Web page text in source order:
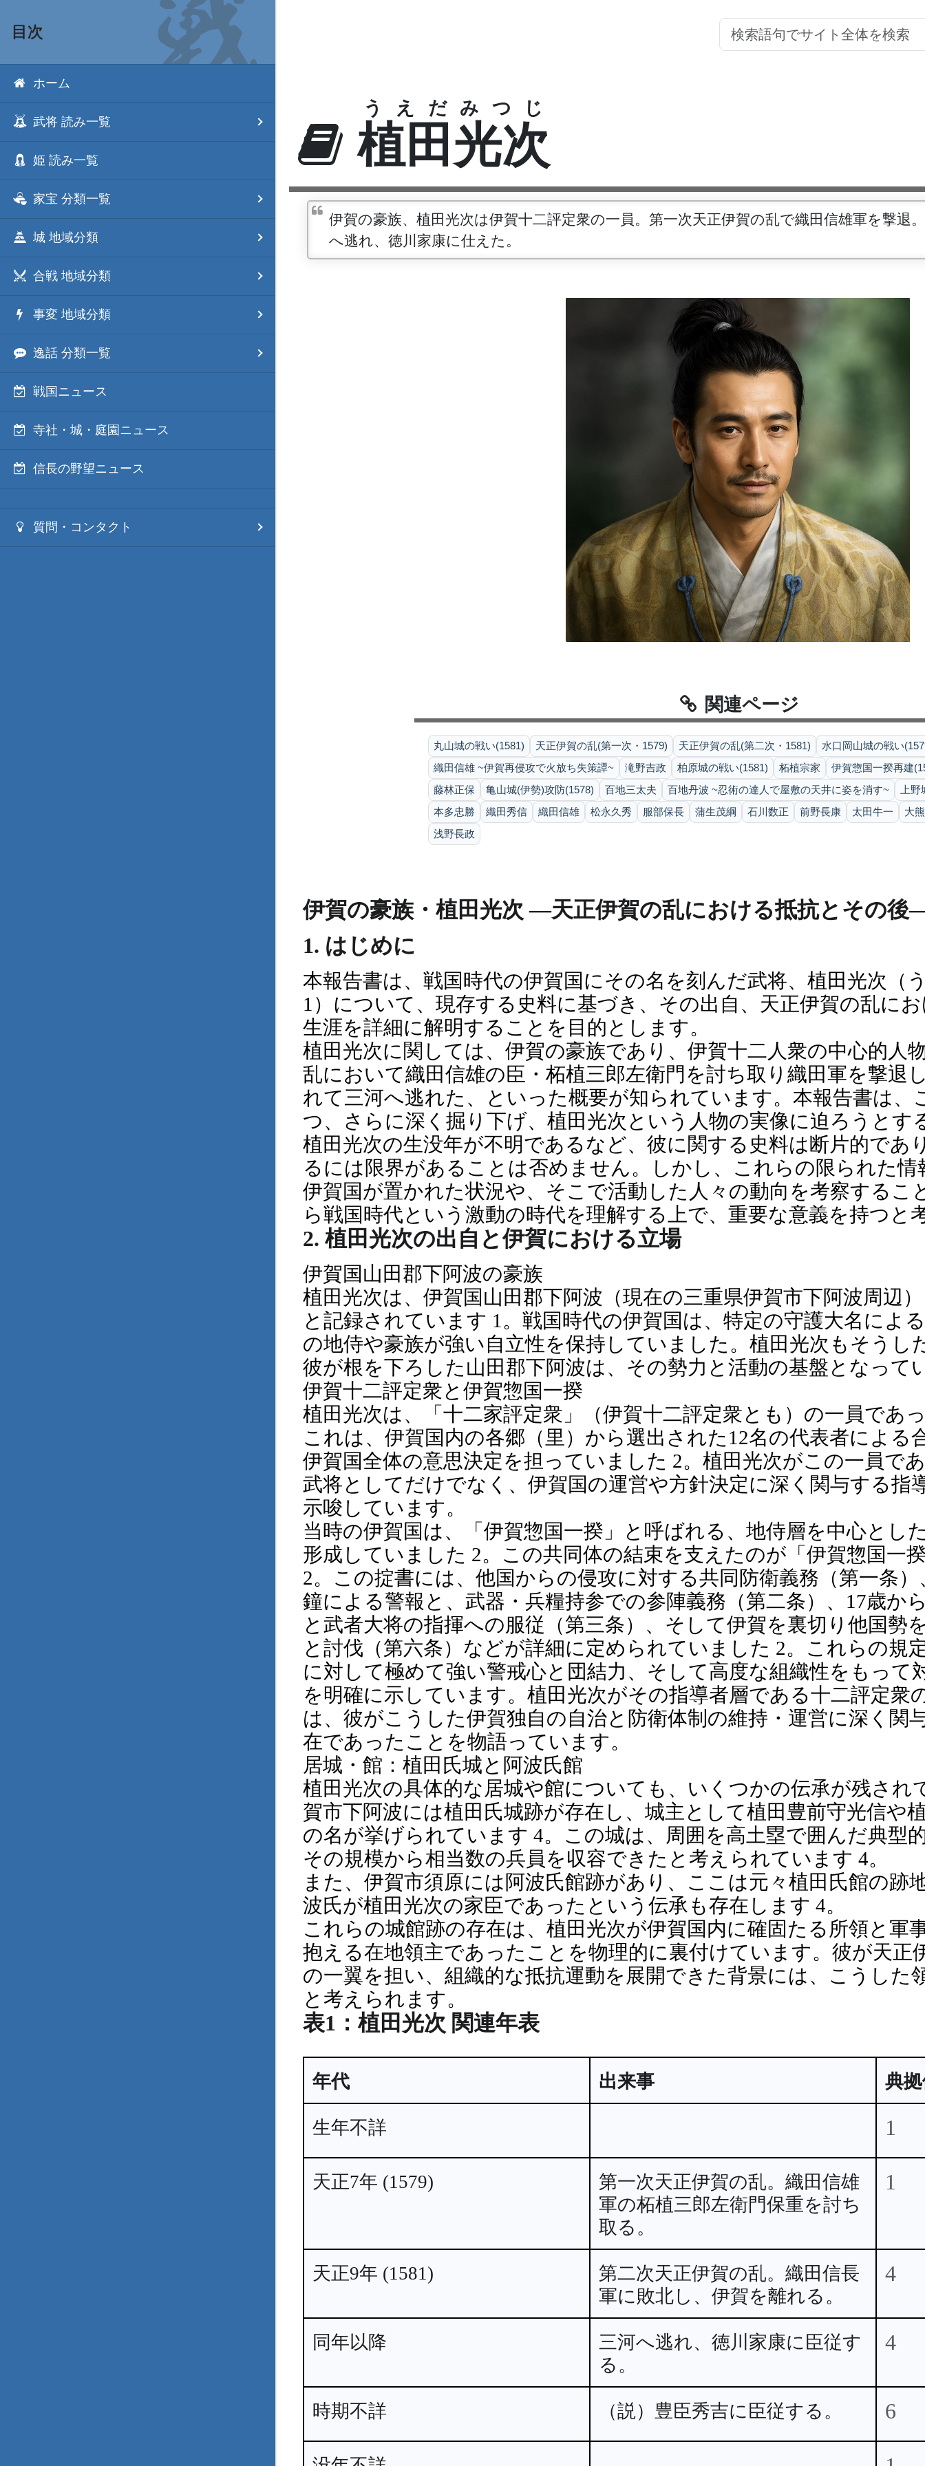
目次
ホーム
武将 読み一覧
姫 読み一覧
家宝 分類一覧
城 地域分類
合戦 地域分類
事変 地域分類
逸話 分類一覧
戦国ニュース
寺社・城・庭園ニュース
信長の野望ニュース
質問・コンタクト
植田光次
うえだみつじ
伊賀の豪族、植田光次は伊賀十二評定衆の一員。第一次天正伊賀の乱で織田信雄軍を撃退
へ逃れ、徳川家康に仕えた。
関連ページ
丸山城の戦い(1581) 天正伊賀の乱(第一次・1579) 天正伊賀の乱(第二次・1581)
水口岡山城の戦い
織田信雄 ~伊賀再侵攻で火放ち失策譚~
滝野吉政 柏原城の戦い(1581) 柘植宗家
伊賀惣国一揆再建
藤林正保
亀山城(伊勢)攻防(1578) 百地三太夫 百地丹波 ~忍術の達人で屋敷の天井に姿を消す~
上野
本多忠勝
織田秀信 織田信雄 松永久秀 服部保長 蒲生茂綱 石川数正 前野長康 太田牛一
大
浅野長政
伊賀の豪族・植田光次 ―天正伊賀の乱における抵抗とその後
1. はじめに
本報告書は、戦国時代の伊賀国にその名を刻んだ武将、植田光次（
1）について、現存する史料に基づき、その出自、天正伊賀の乱に
生涯を詳細に解明することを目的とします。
植田光次に関しては、伊賀の豪族であり、伊賀十二人衆の中心的人
乱において織田信雄の臣・柘植三郎左衛門を討ち取り織田軍を撃退
れて三河へ逃れた、といった概要が知られています。本報告書は、
つ、さらに深く掘り下げ、植田光次という人物の実像に迫ろうとす
植田光次の生没年が不明であるなど、彼に関する史料は断片的であ
るには限界があることは否めません。しかし、これらの限られた
伊賀国が置かれた状況や、そこで活動した人々の動向を考察するこ
ら戦国時代という激動の時代を理解する上で、重要な意義を持つと
2. 植田光次の出自と伊賀における立場
伊賀国山田郡下阿波の豪族
植田光次は、伊賀国山田郡下阿波（現在の三重県伊賀市下阿波周辺
と記録されています 1。戦国時代の伊賀国は、特定の守護大名によ
の地侍や豪族が強い自立性を保持していました。植田光次もそうし
彼が根を下ろした山田郡下阿波は、その勢力と活動の基盤となって
伊賀十二評定衆と伊賀惣国一揆
植田光次は、「十二家評定衆」（伊賀十二評定衆とも）の一員であ
これは、伊賀国内の各郷（里）から選出された12名の代表者による
伊賀国全体の意思決定を担っていました 2。植田光次がこの一員で
武将としてだけでなく、伊賀国の運営や方針決定に深く関与する指
示唆しています。
当時の伊賀国は、「伊賀惣国一揆」と呼ばれる、地侍層を中心とし
形成していました 2。この共同体の結束を支えたのが「伊賀惣国一
2。この掟書には、他国からの侵攻に対する共同防衛義務（第一条
鐘による警報と、武器・兵糧持参での参陣義務（第二条）、17歳か
と武者大将の指揮への服従（第三条）、そして伊賀を裏切り他国勢
と討伐（第六条）などが詳細に定められていました 2。これらの規
に対して極めて強い警戒心と団結力、そして高度な組織性をもって
を明確に示しています。植田光次がその指導者層である十二評定衆
は、彼がこうした伊賀独自の自治と防衛体制の維持・運営に深く関
在であったことを物語っています。
居城・館：植田氏城と阿波氏館
植田光次の具体的な居城や館についても、いくつかの伝承が残され
賀市下阿波には植田氏城跡が存在し、城主として植田豊前守光信や
の名が挙げられています 4。この城は、周囲を高土塁で囲んだ典型
その規模から相当数の兵員を収容できたと考えられています 4。
また、伊賀市須原には阿波氏館跡があり、ここは元々植田氏館の跡
波氏が植田光次の家臣であったという伝承も存在します 4。
これらの城館跡の存在は、植田光次が伊賀国内に確固たる所領と軍
抱える在地領主であったことを物理的に裏付けています。彼が天正
の一翼を担い、組織的な抵抗運動を展開できた背景には、こうした
と考えられます。
表1：植田光次 関連年表
年代 出来事 典
生年不詳 1
天正7年 (1579)
第一次天正伊賀の乱。織田信雄
軍の柘植三郎左衛門保重を討ち
取る。
1
天正9年 (1581)
第二次天正伊賀の乱。織田信長
軍に敗北し、伊賀を離れる。
4
同年以降
三河へ逃れ、徳川家康に臣従す
る。
4
時期不詳 （説）豊臣秀吉に臣従する。 6